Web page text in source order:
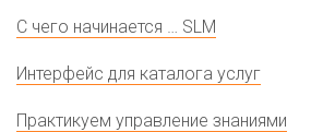
С чего начинается … SLM
Интерфейс для каталога услуг
Практикуем управление знаниями